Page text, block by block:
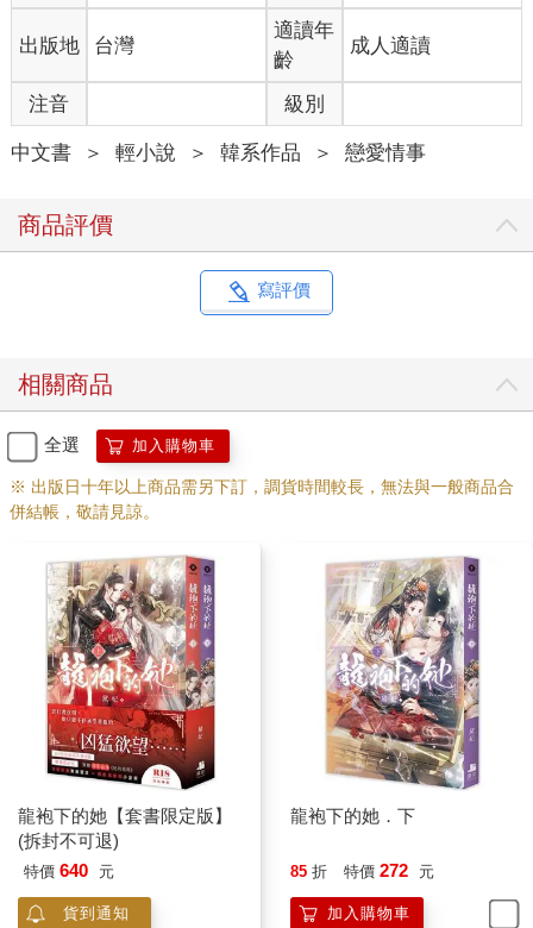
出版地 台灣
適讀年
齡
成人適讀
注音 級別
中文書 ＞ 輕小說 ＞ 韓系作品 ＞ 戀愛情事
商品評價
寫評價
相關商品
全選 加入購物車
※ 出版日十年以上商品需另下訂，調貨時間較長，無法與一般商品合
併結帳，敬請見諒。
龍袍下的她【套書限定版】
(拆封不可退)
特價 640 元
貨到通知
龍袍下的她．下
85 折 特價 272 元
加入購物車